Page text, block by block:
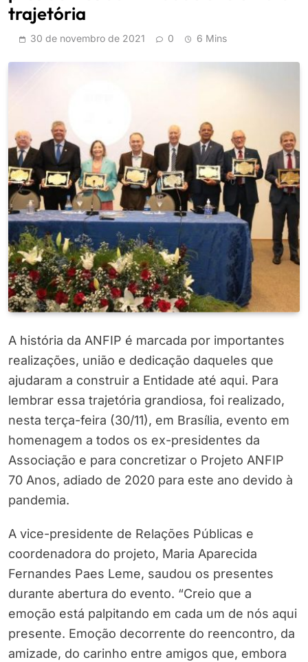
trajetória
30 de novembro de 2021 0 6 Mins
A história da ANFIP é marcada por importantes
realizações, união e dedicação daqueles que
ajudaram a construir a Entidade até aqui. Para
lembrar essa trajetória grandiosa, foi realizado,
nesta terça-feira (30/11), em Brasília, evento em
homenagem a todos os ex-presidentes da
Associação e para concretizar o Projeto ANFIP
70 Anos, adiado de 2020 para este ano devido à
pandemia.
A vice-presidente de Relações Públicas e
coordenadora do projeto, Maria Aparecida
Fernandes Paes Leme, saudou os presentes
durante abertura do evento. “Creio que a
emoção está palpitando em cada um de nós aqui
presente. Emoção decorrente do reencontro, da
amizade, do carinho entre amigos que, embora